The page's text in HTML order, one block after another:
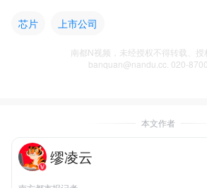
芯片 上市公司
南都N视频，未经授权不得转载、授
banquan@nandu.cc. 020-
本文作者
缪凌云